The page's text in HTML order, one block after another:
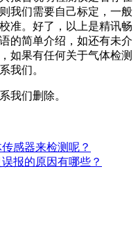
我们需要自己标定，一般
准。好了，以上是精讯畅
的简单介绍，如还有未介
如果有任何关于气体检测
我们。
我们删除。
感器来检测呢？
报的原因有哪些？